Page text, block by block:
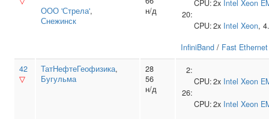
ООО 'Стрела',
Снежинск
н/д
CPU:2x Intel Xeon
20:
CPU:2x Intel Xeon,
InfiniBand / Fast Ethernet
42
▽
ТатНефтеГеофизика,
Бугульма
28
56
н/д
2:
CPU:2x Intel Xeon
26:
CPU:2x Intel Xeon